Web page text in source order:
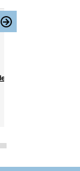
für
2-teilig
um Preise zu